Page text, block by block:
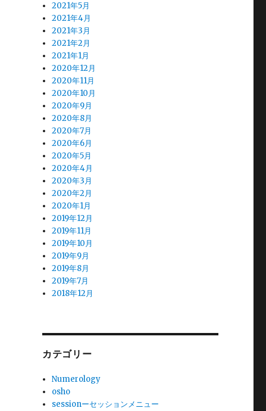
2021年5月
2021年4月
2021年3月
2021年2月
2021年1月
2020年12月
2020年11月
2020年10月
2020年9月
2020年8月
2020年7月
2020年6月
2020年5月
2020年4月
2020年3月
2020年2月
2020年1月
2019年12月
2019年11月
2019年10月
2019年9月
2019年8月
2019年7月
2018年12月
カテゴリー
Numerology
osho
sessionーセッションメニュー